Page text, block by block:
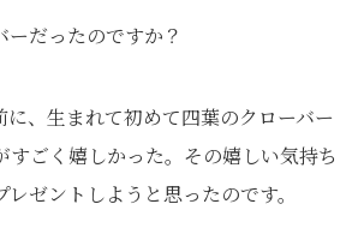
ーだったのですか？
、生まれて初めて四葉のクローバー
すごく嬉しかった。その嬉しい気持ち
ゼントしようと思ったのです。